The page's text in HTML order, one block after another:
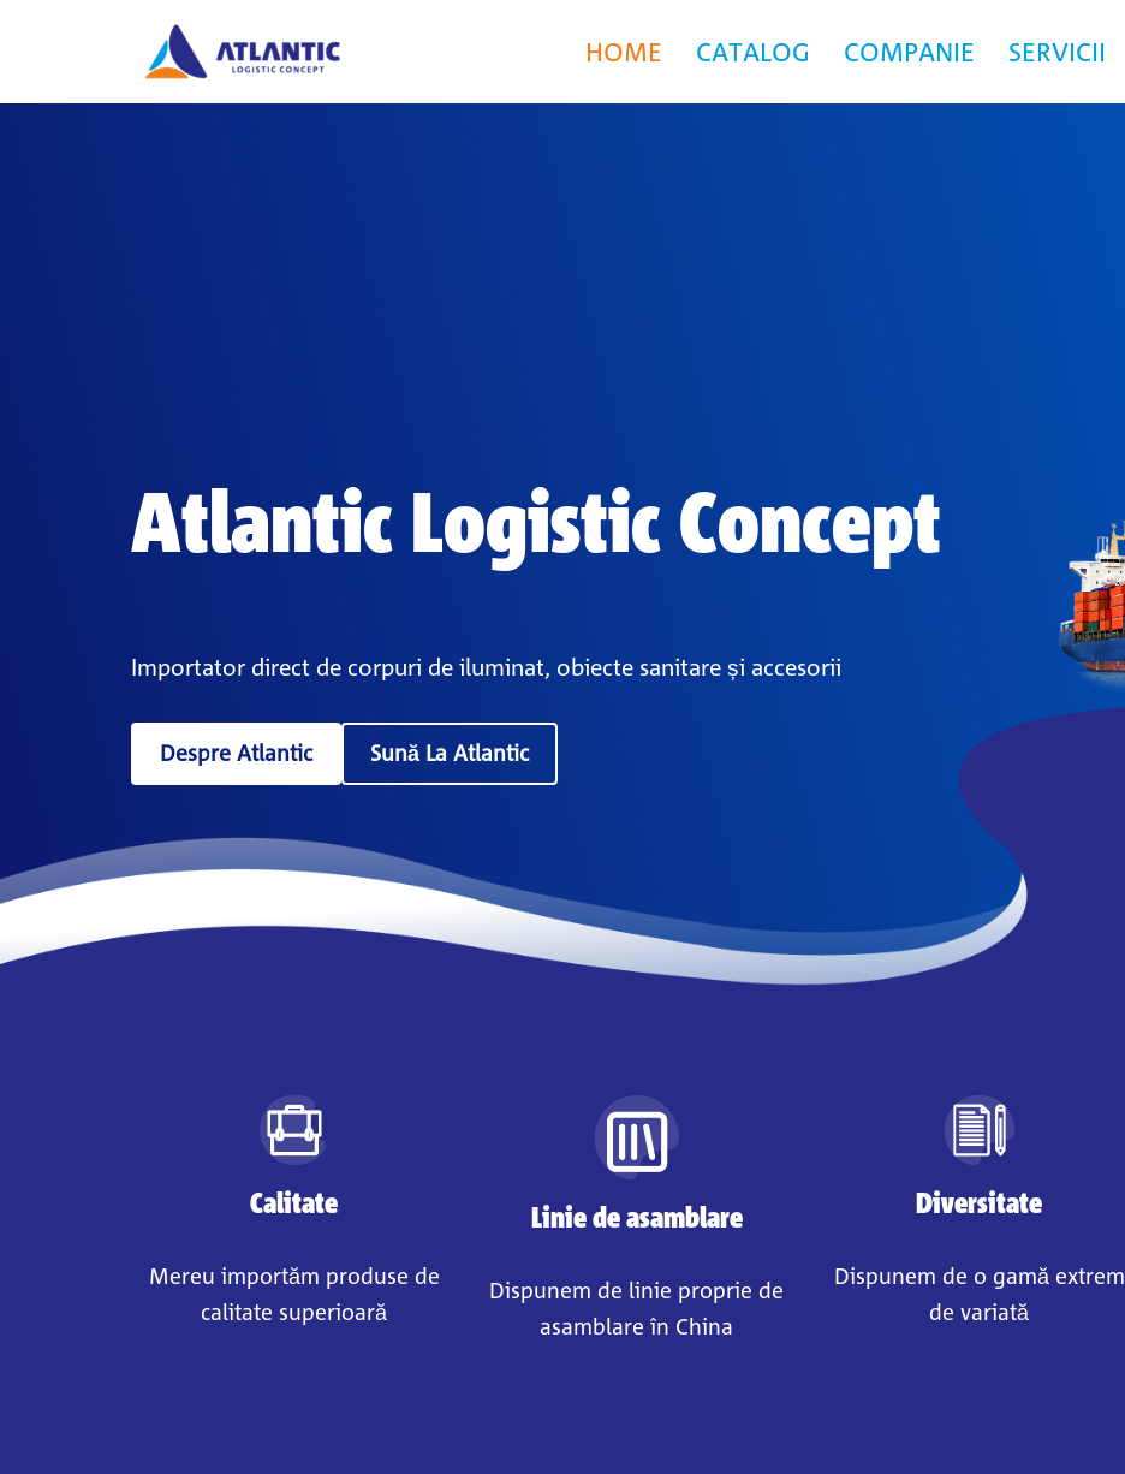
la
HOME CATALOG COMPANIE SERVICII
Atlantic Logistic Concept
Importator direct de corpuri de iluminat, obiecte sanitare și accesorii
Despre Atlantic Sună La Atlantic
Calitate
Mereu importăm produse de
calitate superioară
Linie de asamblare
Dispunem de linie proprie de
asamblare în China
Diversitate
Dispunem de o gamă extrem
de variată